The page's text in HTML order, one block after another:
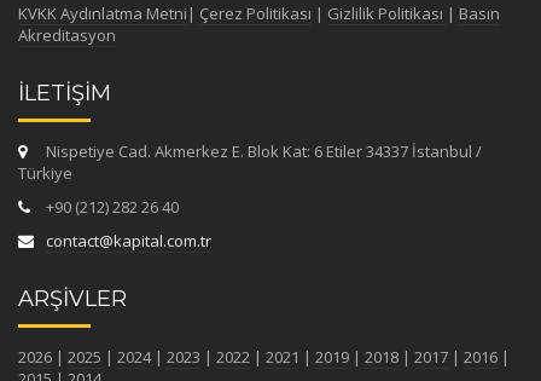
KVKK Aydınlatma Metni | Çerez Politikası | Gizlilik Politikası | Basın
Akreditasyon
İLETİŞİM
Nispetiye Cad. Akmerkez E. Blok Kat: 6 Etiler 34337 İstanbul /
Türkiye
+90 (212) 282 26 40
contact@kapital.com.tr
ARŞİVLER
2026 | 2025 | 2024| 2023 | 2022 | 2021 | 2019 | 2018 | 2017 | 2016 |